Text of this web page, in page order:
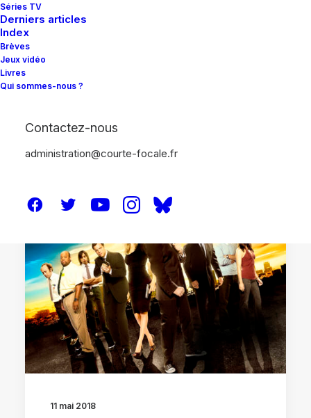
Séries TV
Derniers articles
Index
Brèves
Jeux vidéo
Livres
Qui sommes-nous ?
Contactez-nous
administration@courte-focale.fr
11 mai 2018